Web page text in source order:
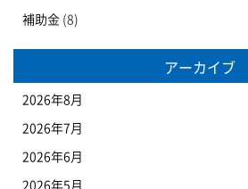
補助金 (8)
アーカイブ
2026年8月
2026年7月
2026年6月
2026年5月